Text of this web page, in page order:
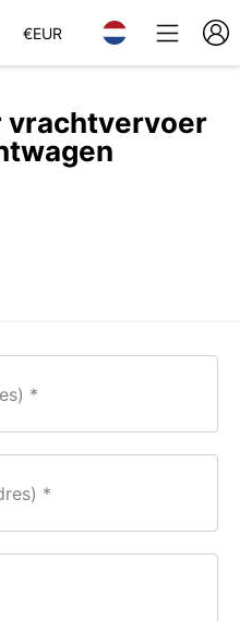
€EUR
vrachtvervoer